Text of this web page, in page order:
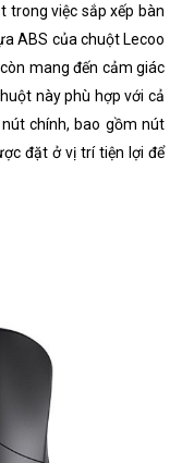
trong việc sắp xếp bàn
ABS của chuột Lecoo
mang đến cảm giác
này phù hợp với cả
chính, bao gồm nút
đặt ở vị trí tiện lợi để